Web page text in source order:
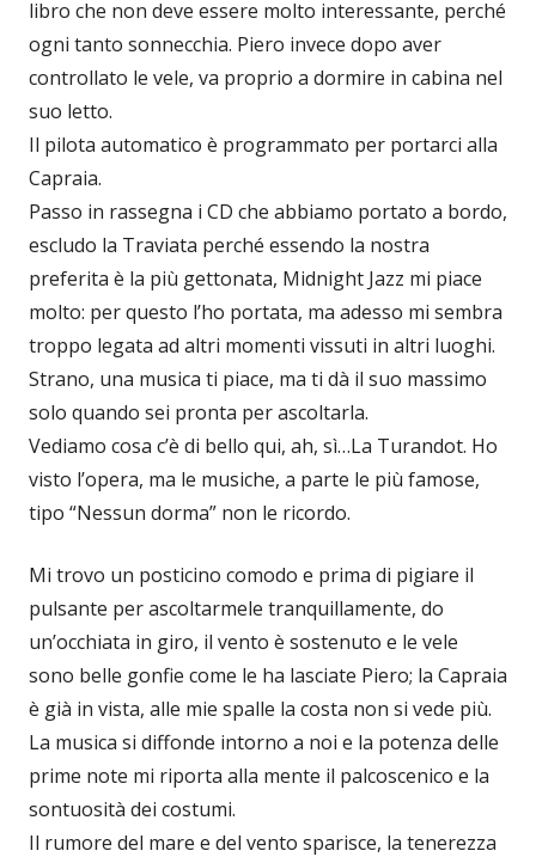
libro che non deve essere molto interessante, perché
ogni tanto sonnecchia. Piero invece dopo aver
controllato le vele, va proprio a dormire in cabina nel
suo letto.
Il pilota automatico è programmato per portarci alla
Capraia.
Passo in rassegna i CD che abbiamo portato a bordo,
escludo la Traviata perché essendo la nostra
preferita è la più gettonata, Midnight Jazz mi piace
molto: per questo l’ho portata, ma adesso mi sembra
troppo legata ad altri momenti vissuti in altri luoghi.
Strano, una musica ti piace, ma ti dà il suo massimo
solo quando sei pronta per ascoltarla.
Vediamo cosa c’è di bello qui, ah, sì…La Turandot. Ho
visto l’opera, ma le musiche, a parte le più famose,
tipo “Nessun dorma” non le ricordo.
Mi trovo un posticino comodo e prima di pigiare il
pulsante per ascoltarmele tranquillamente, do
un’occhiata in giro, il vento è sostenuto e le vele
sono belle gonfie come le ha lasciate Piero; la Capraia
è già in vista, alle mie spalle la costa non si vede più.
La musica si diffonde intorno a noi e la potenza delle
prime note mi riporta alla mente il palcoscenico e la
sontuosità dei costumi.
Il rumore del mare e del vento sparisce, la tenerezza